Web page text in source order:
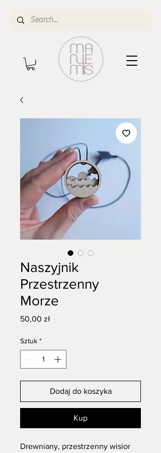
Naszyjnik
Przestrzenny
Morze
50,00 złCena
Sztuk *
Dodaj do koszyka
Kup
Drewniany, przestrzenny wisior